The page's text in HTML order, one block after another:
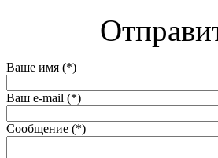
Ваше имя (*)
Ваш e-mail (*)
Сообщение (*)